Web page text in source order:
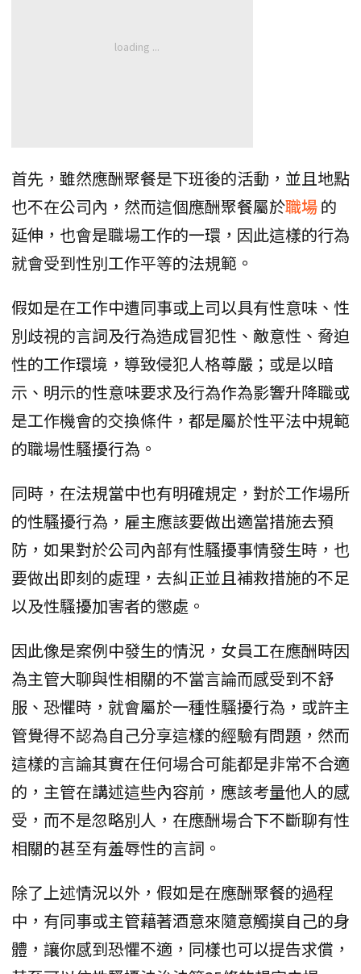
首先，雖然應酬聚餐是下班後的活動，並且地點
也不在公司內，然而這個應酬聚餐屬於職場的
延伸，也會是職場工作的一環，因此這樣的行為
就會受到性別工作平等的法規範。
假如是在工作中遭同事或上司以具有性意味、性
別歧視的言詞及行為造成冒犯性、敵意性、脅迫
性的工作環境，導致侵犯人格尊嚴；或是以暗
示、明示的性意味要求及行為作為影響升降職或
是工作機會的交換條件，都是屬於性平法中規範
的職場性騷擾行為。
同時，在法規當中也有明確規定，對於工作場所
的性騷擾行為，雇主應該要做出適當措施去預
防，如果對於公司內部有性騷擾事情發生時，也
要做出即刻的處理，去糾正並且補救措施的不足
以及性騷擾加害者的懲處。
因此像是案例中發生的情況，女員工在應酬時因
為主管大聊與性相關的不當言論而感受到不舒
服、恐懼時，就會屬於一種性騷擾行為，或許主
管覺得不認為自己分享這樣的經驗有問題，然而
這樣的言論其實在任何場合可能都是非常不合適
的，主管在講述這些內容前，應該考量他人的感
受，而不是忽略別人，在應酬場合下不斷聊有性
相關的甚至有羞辱性的言詞。
除了上述情況以外，假如是在應酬聚餐的過程
中，有同事或主管藉著酒意來隨意觸摸自己的身
體，讓你感到恐懼不適，同樣也可以提告求償，